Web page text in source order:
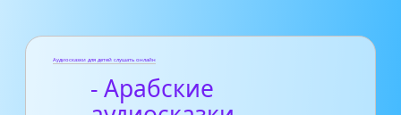
Аудиосказки для детей слушать онлайн
- Арабские